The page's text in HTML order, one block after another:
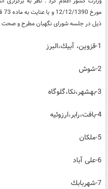
ذیل در جلسه شورای نگهبان مطرح و صحت
1-قزوین، آبیك،البرز
2-شوش
3-بهشهر،نكا،گلوگاه
4-بافت،رابر،ارزوئیه
5-ملكان
6-علی آباد
7-شهربابك